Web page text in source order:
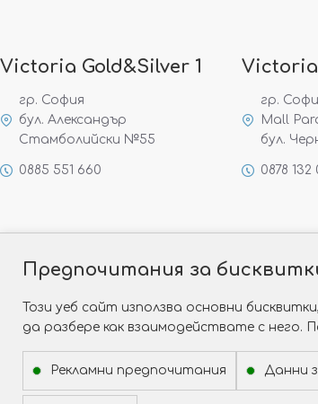
Victoria Gold&Silver 1
гр. София
бул. Александър
Стамболийски №55
0885 551 660
Victoria
гр.
Mall
бул.
0878 132
Предпочитания за
Този уеб сайт използва основни
да разбере как взаимодействате с него.
Рекламни предпочитания Данни